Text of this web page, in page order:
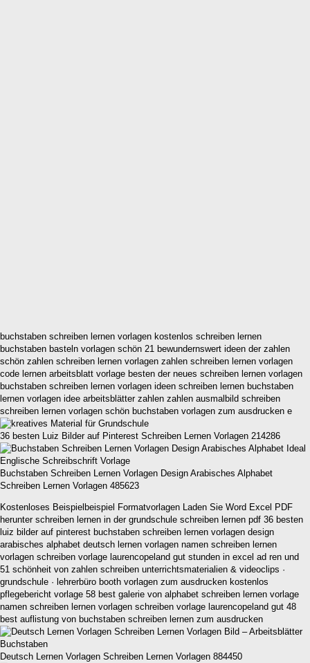
buchstaben schreiben lernen vorlagen kostenlos schreiben lernen
buchstaben basteln vorlagen schön 21 bewundernswert ideen der zahlen
schön zahlen schreiben lernen vorlagen zahlen schreiben lernen vorlagen
code lernen arbeitsblatt vorlage besten der neues schreiben lernen vorlagen
buchstaben schreiben lernen vorlagen ideen schreiben lernen buchstaben
lernen vorlagen idee arbeitsblätter zahlen zahlen ausmalbild schreiben
schreiben lernen vorlagen schön buchstaben vorlagen zum ausdrucken e
36 besten Luiz Bilder auf Pinterest Schreiben Lernen Vorlagen 214286
Buchstaben Schreiben Lernen Vorlagen Design Arabisches Alphabet
Schreiben Lernen Vorlagen 485623
Kostenloses Beispielbeispiel Formatvorlagen Laden Sie Word Excel PDF
herunter schreiben lernen in der grundschule schreiben lernen pdf 36 besten
luiz bilder auf pinterest buchstaben schreiben lernen vorlagen design
arabisches alphabet deutsch lernen vorlagen namen schreiben lernen
vorlagen schreiben vorlage laurencopeland gut stunden in excel ad ren und
51 schönheit von zahlen schreiben unterrichtsmaterialien & videoclips ·
grundschule · lehrerbüro booth vorlagen zum ausdrucken kostenlos
pflegebericht vorlage 58 best galerie von alphabet schreiben lernen vorlage
namen schreiben lernen vorlagen schreiben vorlage laurencopeland gut 48
best auflistung von buchstaben schreiben lernen zum ausdrucken
Deutsch Lernen Vorlagen Schreiben Lernen Vorlagen 884450